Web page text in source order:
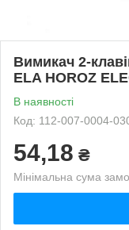
Вимикач 2-
ELA HOROZ
В наявності
Код: 112-007-0004-
54,18 ₴
Мінімальна сума